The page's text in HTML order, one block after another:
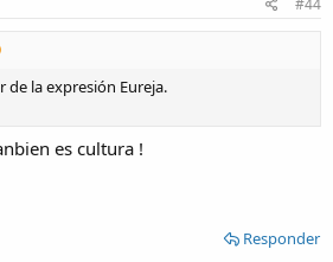
#44
de la expresión Eureja.
es cultura !
Responder